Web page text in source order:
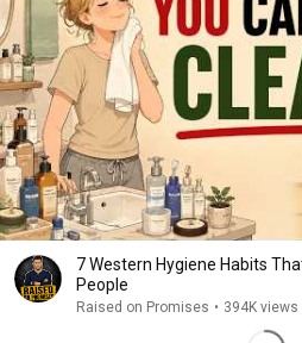
7 Western Hygiene Habits
People
Raised on Promises • 394K views